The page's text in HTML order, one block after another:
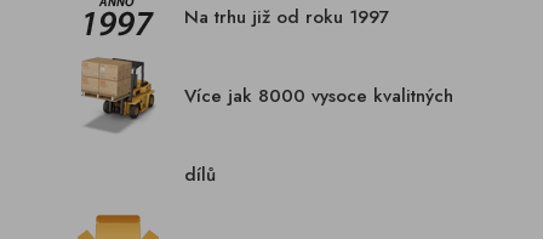
Na trhu již od roku 1997
Více jak 8000 vysoce kvalitných
dílů